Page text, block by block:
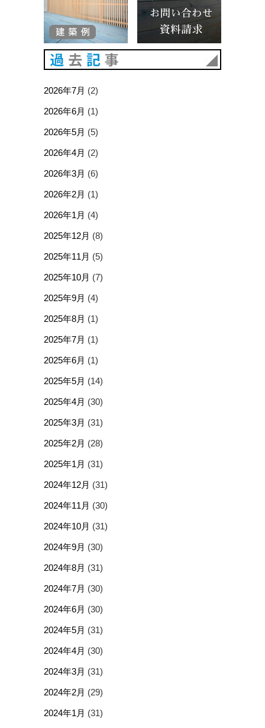
2026年7月 (2)
2026年6月 (1)
2026年5月 (5)
2026年4月 (2)
2026年3月 (6)
2026年2月 (1)
2026年1月 (4)
2025年12月 (8)
2025年11月 (5)
2025年10月 (7)
2025年9月 (4)
2025年8月 (1)
2025年7月 (1)
2025年6月 (1)
2025年5月 (14)
2025年4月 (30)
2025年3月 (31)
2025年2月 (28)
2025年1月 (31)
2024年12月 (31)
2024年11月 (30)
2024年10月 (31)
2024年9月 (30)
2024年8月 (31)
2024年7月 (30)
2024年6月 (30)
2024年5月 (31)
2024年4月 (30)
2024年3月 (31)
2024年2月 (29)
2024年1月 (31)